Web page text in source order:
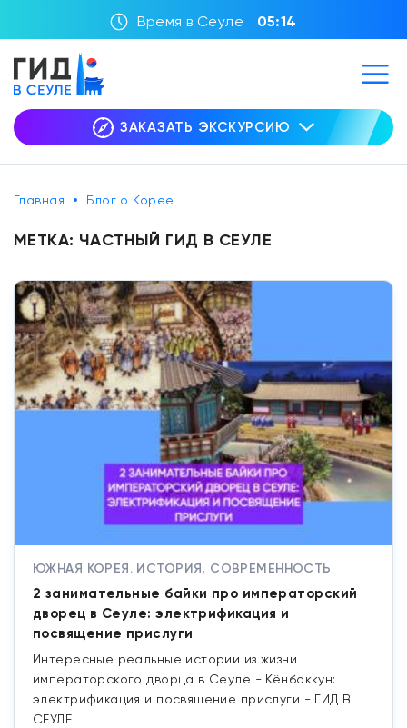
Время в Сеуле 05:14
ЗАКАЗАТЬ ЭКСКУРСИЮ
Главная Блог о Корее
МЕТКА: ЧАСТНЫЙ ГИД В СЕУЛЕ
ЮЖНАЯ КОРЕЯ. ИСТОРИЯ, СОВРЕМЕННОСТЬ
2 занимательные байки про императорский
дворец в Сеуле: электрификация и
посвящение прислуги
Интересные реальные истории из жизни
императорского дворца в Сеуле - Кёнбоккун:
электрификация и посвящение прислуги - ГИД В
СЕУЛЕ